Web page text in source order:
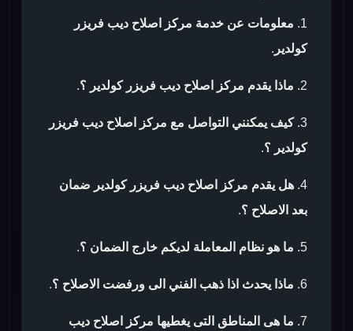
معلومات عن خدمة مركز اصلاح ديب فريزر
كولدير .
ماذا يقدم مركز اصلاح ديب فريزر كولدير ؟.
كيف يمكنني التواصل مع مركز اصلاح ديب فريزر
كولدير ؟.
هل يقدم مركز اصلاح ديب فريزر كولدير ضمان
بعد الاصلاح ؟.
ما هو نظام المعاملة لديكم خارج الضمان ؟.
ماذا يحدث اذا ذهب الفني الى ورفضت الاصلاح ؟.
ما هى المناطق التى يغطيها مركز اصلاح ديب